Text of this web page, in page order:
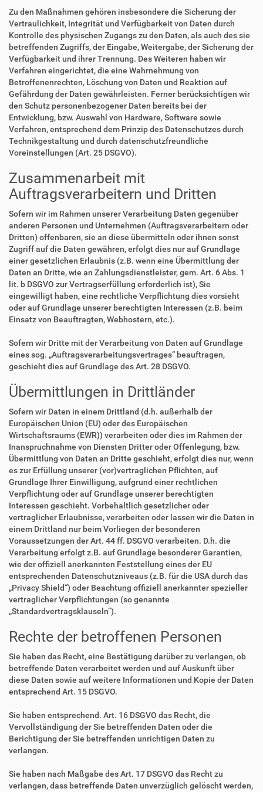
Zu den Maßnahmen gehören insbesondere die Sicherung der
Vertraulichkeit, Integrität und Verfügbarkeit von Daten durch
Kontrolle des physischen Zugangs zu den Daten, als auch des sie
betreffenden Zugriffs, der Eingabe, Weitergabe, der Sicherung der
Verfügbarkeit und ihrer Trennung. Des Weiteren haben wir
Verfahren eingerichtet, die eine Wahrnehmung von
Betroffenenrechten, Löschung von Daten und Reaktion auf
Gefährdung der Daten gewährleisten. Ferner berücksichtigen wir
den Schutz personenbezogener Daten bereits bei der
Entwicklung, bzw. Auswahl von Hardware, Software sowie
Verfahren, entsprechend dem Prinzip des Datenschutzes durch
Technikgestaltung und durch datenschutzfreundliche
Voreinstellungen (Art. 25 DSGVO).
Zusammenarbeit mit
Auftragsverarbeitern und Dritten
Sofern wir im Rahmen unserer Verarbeitung Daten gegenüber
anderen Personen und Unternehmen (Auftragsverarbeitern oder
Dritten) offenbaren, sie an diese übermitteln oder ihnen sonst
Zugriff auf die Daten gewähren, erfolgt dies nur auf Grundlage
einer gesetzlichen Erlaubnis (z.B. wenn eine Übermittlung der
Daten an Dritte, wie an Zahlungsdienstleister, gem. Art. 6 Abs. 1
lit. b DSGVO zur Vertragserfüllung erforderlich ist), Sie
eingewilligt haben, eine rechtliche Verpflichtung dies vorsieht
oder auf Grundlage unserer berechtigten Interessen (z.B. beim
Einsatz von Beauftragten, Webhostern, etc.).
Sofern wir Dritte mit der Verarbeitung von Daten auf Grundlage
eines sog. „Auftragsverarbeitungsvertrages“ beauftragen,
geschieht dies auf Grundlage des Art. 28 DSGVO.
Übermittlungen in Drittländer
Sofern wir Daten in einem Drittland (d.h. außerhalb der
Europäischen Union (EU) oder des Europäischen
Wirtschaftsraums (EWR)) verarbeiten oder dies im Rahmen der
Inanspruchnahme von Diensten Dritter oder Offenlegung, bzw.
Übermittlung von Daten an Dritte geschieht, erfolgt dies nur, wenn
es zur Erfüllung unserer (vor)vertraglichen Pflichten, auf
Grundlage Ihrer Einwilligung, aufgrund einer rechtlichen
Verpflichtung oder auf Grundlage unserer berechtigten
Interessen geschieht. Vorbehaltlich gesetzlicher oder
vertraglicher Erlaubnisse, verarbeiten oder lassen wir die Daten in
einem Drittland nur beim Vorliegen der besonderen
Voraussetzungen der Art. 44 ff. DSGVO verarbeiten. D.h. die
Verarbeitung erfolgt z.B. auf Grundlage besonderer Garantien,
wie der offiziell anerkannten Feststellung eines der EU
entsprechenden Datenschutzniveaus (z.B. für die USA durch das
„Privacy Shield“) oder Beachtung offiziell anerkannter spezieller
vertraglicher Verpflichtungen (so genannte
„Standardvertragsklauseln“).
Rechte der betroffenen Personen
Sie haben das Recht, eine Bestätigung darüber zu verlangen, ob
betreffende Daten verarbeitet werden und auf Auskunft über
diese Daten sowie auf weitere Informationen und Kopie der Daten
entsprechend Art. 15 DSGVO.
Sie haben entsprechend. Art. 16 DSGVO das Recht, die
Vervollständigung der Sie betreffenden Daten oder die
Berichtigung der Sie betreffenden unrichtigen Daten zu
verlangen.
Sie haben nach Maßgabe des Art. 17 DSGVO das Recht zu
verlangen, dass betreffende Daten unverzüglich gelöscht werden,